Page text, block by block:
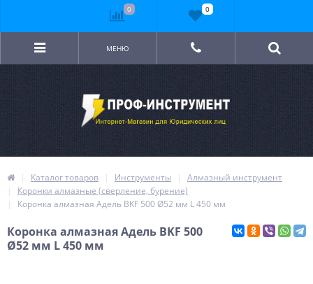
МЕНЮ
Каталог товаров Инструменты
Алмазный инструмент
Коронки алмазные (сверление, бурение)
Коронка алмазная Адель BKF 500 Ø52 мм L 450 мм
Коронка алмазная Адель BKF 500
Ø52 мм L 450 мм
0 0